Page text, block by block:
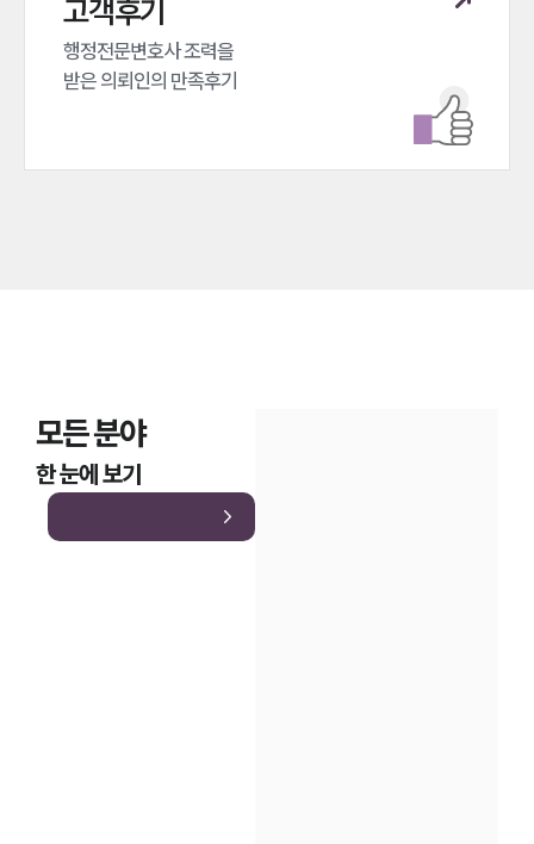
고객후기
행정전문변호사 조력을
받은 의뢰인의 만족후기
모든 분야
한 눈에 보기